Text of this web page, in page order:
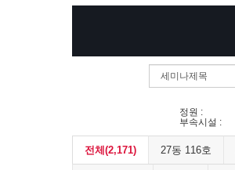
정원 :
부속시설 :
전체(2,171) 27동 116호